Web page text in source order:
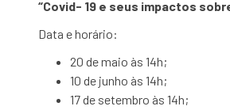
“Covid- 19 e seus impactos
Data e horário:
20 de maio às 14h;
10 de junho às 14h;
17 de setembro às 14h;